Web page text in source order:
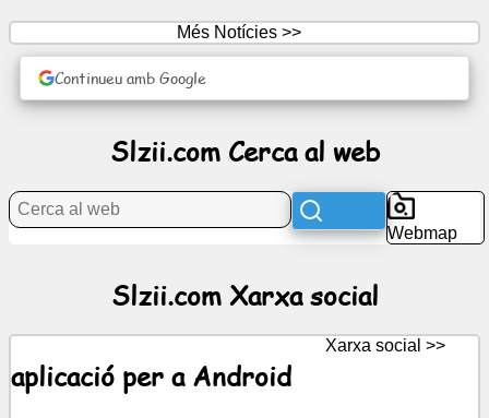
Agenda
Entreteniment
Notícies
Més Notícies >>
Continueu amb Google
Slzii.com Cerca al web
Webmap
Slzii.com Xarxa social
aplicació per a Android
Xarxa social >>